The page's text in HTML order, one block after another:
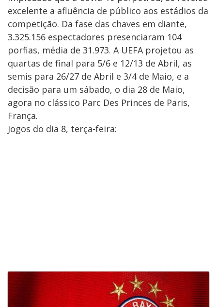
excelente a afluência de público aos estádios da
competição. Da fase das chaves em diante,
3.325.156 espectadores presenciaram 104
porfias, média de 31.973. A UEFA projetou as
quartas de final para 5/6 e 12/13 de Abril, as
semis para 26/27 de Abril e 3/4 de Maio, e a
decisão para um sábado, o dia 28 de Maio,
agora no clássico Parc Des Princes de Paris,
França.
Jogos do dia 8, terça-feira: